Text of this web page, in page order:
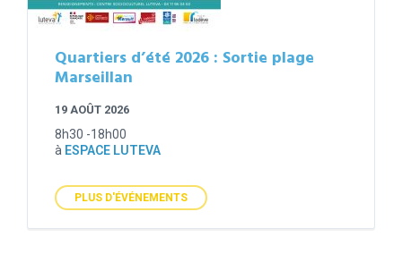
Quartiers d’été 2026 : Sortie plage
Marseillan
19 AOÛT 2026
8h30 -18h00
à ESPACE LUTEVA
PLUS D'ÉVÉNEMENTS